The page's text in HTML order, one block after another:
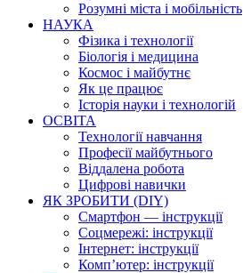
Розумні міста і мобільність
НАУКА
Фізика і технології
Біологія і медицина
Космос і майбутнє
Як це працює
Історія науки і технологій
ОСВІТА
Технології навчання
Професії майбутнього
Віддалена робота
Цифрові навички
ЯК ЗРОБИТИ (DIY)
Смартфон — інструкції
Соцмережі: інструкції
Інтернет: інструкції
Комп’ютер: інструкції